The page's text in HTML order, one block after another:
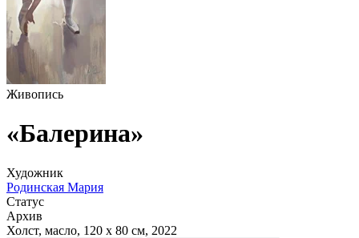
Живопись
«Балерина»
Художник
Родинская Мария
Статус
Архив
Холст, масло, 120 х 80 см, 2022